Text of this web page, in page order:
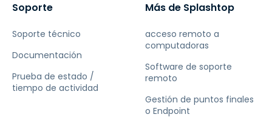
Soporte
Soporte técnico
Documentación
Prueba de estado /
tiempo de actividad
Más de Splashtop
acceso remoto a
computadoras
Software de soporte
remoto
Gestión de puntos finales
o Endpoint